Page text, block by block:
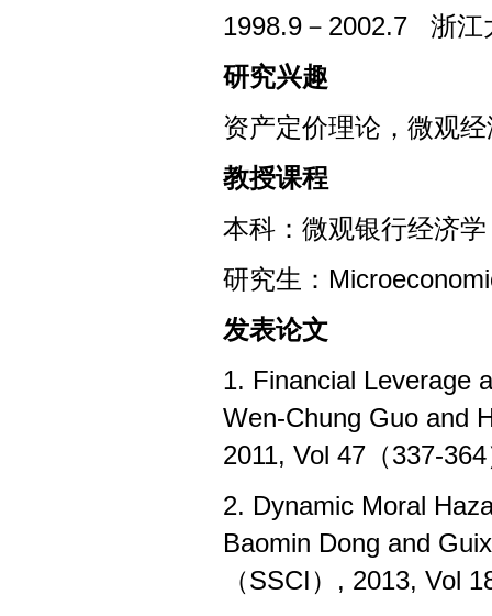
1998.9－2002.7 浙江
研究兴趣
资产定价理论，微观
教授课程
本科：微观银行经济
研究生：
发表论文
1. Financial Leverage
Wen-Chung Guo and
2011, Vol 47（337-
2. Dynamic Moral
Baomin Dong and
（SSCI）, 2013, Vol